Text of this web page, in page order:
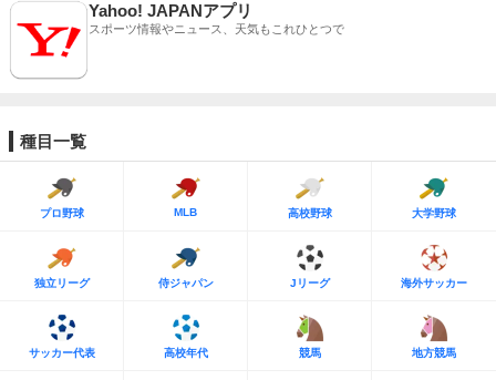
Yahoo! JAPANアプリ
スポーツ情報やニュース、天気もこれひとつで
種目一覧
プロ野球 MLB 高校野球 大学野球
独立リーグ 侍ジャパン Jリーグ 海外サッカー
サッカー代表 高校年代 競馬 地方競馬